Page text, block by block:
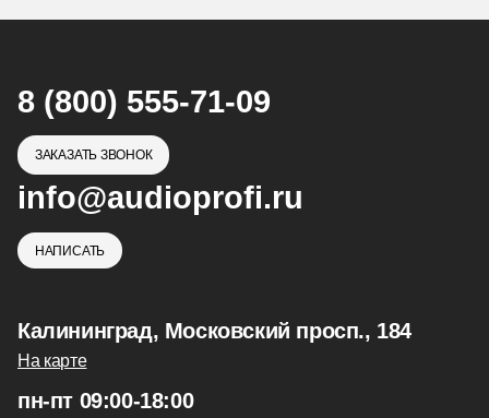
8 (800) 555-71-09
ЗАКАЗАТЬ ЗВОНОК
info@audioprofi.ru
НАПИСАТЬ
Калининград, Московский просп., 184
На карте
пн-пт 09:00-18:00